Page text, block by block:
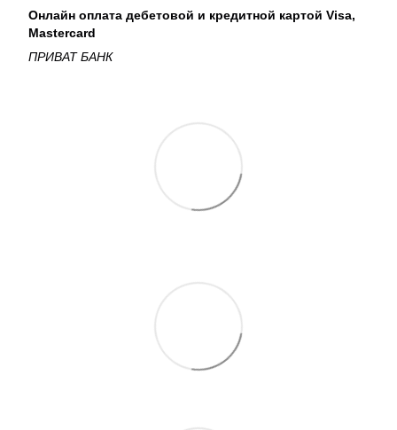
Онлайн оплата дебетовой и кредитной картой Visa,
Mastercard
ПРИВАТ БАНК